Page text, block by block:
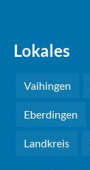
Lokales
Vaihingen
Eberdingen
Landkreis